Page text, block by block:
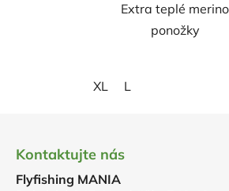
Extra teplé merino
ponožky
XL L
Kontaktujte nás
Flyfishing MANIA